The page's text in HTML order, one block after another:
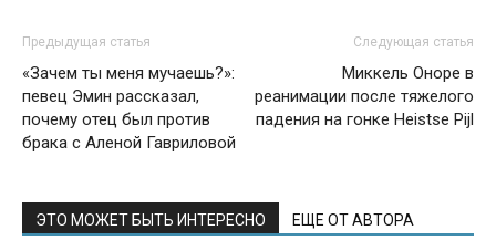
Предыдущая статья
«Зачем ты меня мучаешь?»:
певец Эмин рассказал,
почему отец был против
брака с Аленой Гавриловой
Следующая статья
Миккель Оноре в
реанимации после тяжелого
падения на гонке Heistse Pijl
ЭТО МОЖЕТ БЫТЬ ИНТЕРЕСНО ЕЩЕ ОТ АВТОРА